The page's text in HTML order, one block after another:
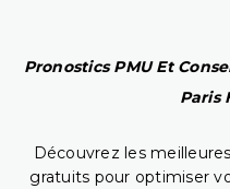
Pronostics PMU Et
Paris
Découvrez les
gratuits pour optimiser